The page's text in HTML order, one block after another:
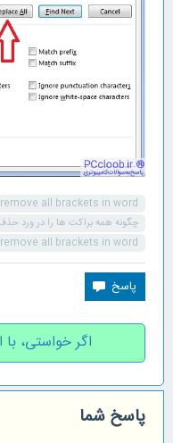
remove all brackets in word
چگونه همه براکت ها را در ورد
all brackets in word
اگر خواستی،
پاسخ شما